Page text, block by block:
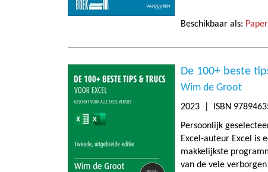
Beschikbaar als:
De 100+ beste
Wim de Groot
2023 | ISBN
Persoonlijk
Excel-auteur Excel is
makkelijkste
van de vele